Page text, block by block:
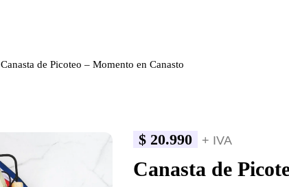
Canasta de Picoteo – Momento en Canasto
$ 20.990 + IVA
Canasta de